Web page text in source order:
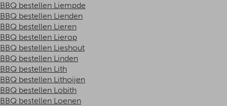
BBQ bestellen Liempde
BBQ bestellen Lienden
BBQ bestellen Lieren
BBQ bestellen Lierop
BBQ bestellen Lieshout
BBQ bestellen Linden
BBQ bestellen Lith
BBQ bestellen Lithoijen
BBQ bestellen Lobith
BBQ bestellen Loenen